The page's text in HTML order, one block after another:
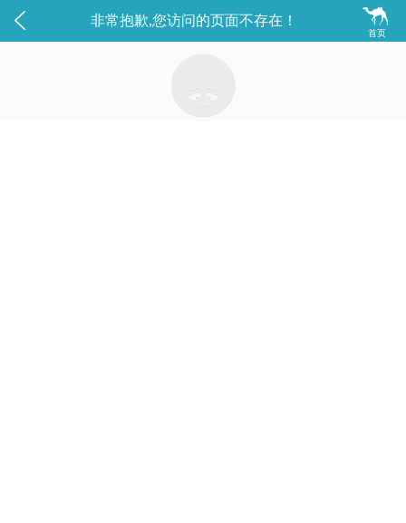
 
首页
非常抱歉,您访问的页面不存在！